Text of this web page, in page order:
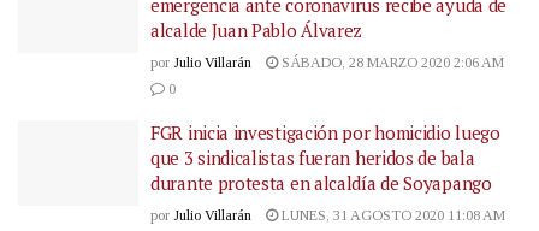
alcalde Juan Pablo Álvarez
por Julio Villarán
SÁBADO, 28 MARZO 2020 2:06 AM
0
FGR inicia investigación por homicidio luego
que 3 sindicalistas fueran heridos de bala
durante protesta en alcaldía de Soyapango
por Julio Villarán
LUNES, 31 AGOSTO 2020 11:08 AM